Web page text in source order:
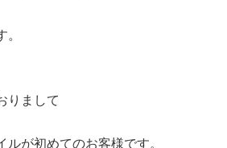
りまして
が初めてのお客様です。